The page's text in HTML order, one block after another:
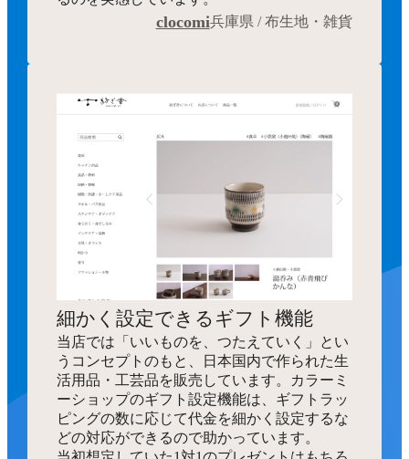
clocomi兵庫県 / 布生地・雑貨
細かく設定できるギフト機能
当店では「いいものを、つたえていく」とい
うコンセプトのもと、日本国内で作られた生
活用品・工芸品を販売しています。カラーミ
ーショップのギフト設定機能は、ギフトラッ
ピングの数に応じて代金を細かく設定するな
どの対応ができるので助かっています。